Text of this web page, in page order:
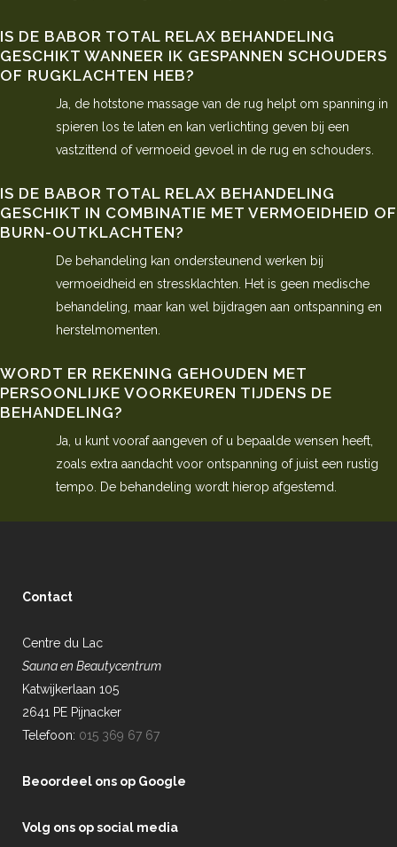
IS DE BABOR TOTAL RELAX BEHANDELING
GESCHIKT WANNEER IK GESPANNEN SCHOUDERS
OF RUGKLACHTEN HEB?
Ja, de hotstone massage van de rug helpt om spanning in
spieren los te laten en kan verlichting geven bij een
vastzittend of vermoeid gevoel in de rug en schouders.
IS DE BABOR TOTAL RELAX BEHANDELING
GESCHIKT IN COMBINATIE MET VERMOEIDHEID OF
BURN-OUTKLACHTEN?
De behandeling kan ondersteunend werken bij
vermoeidheid en stressklachten. Het is geen medische
behandeling, maar kan wel bijdragen aan ontspanning en
herstelmomenten.
WORDT ER REKENING GEHOUDEN MET
PERSOONLIJKE VOORKEUREN TIJDENS DE
BEHANDELING?
Ja, u kunt vooraf aangeven of u bepaalde wensen heeft,
zoals extra aandacht voor ontspanning of juist een rustig
tempo. De behandeling wordt hierop afgestemd.
Contact
Centre du Lac
Sauna en Beautycentrum
Katwijkerlaan 105
2641 PE Pijnacker
Telefoon: 015 369 67 67
Beoordeel ons op Google
Volg ons op social media